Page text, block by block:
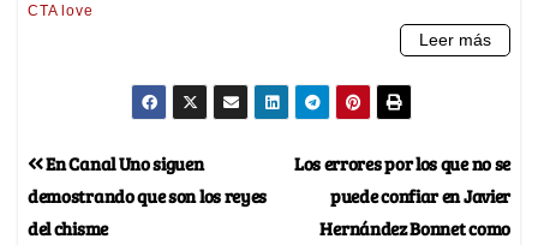
Los errores por los que no se
puede confiar en Javier
Hernández Bonnet como
En Canal Uno siguen
demostrando que son los reyes
del chisme